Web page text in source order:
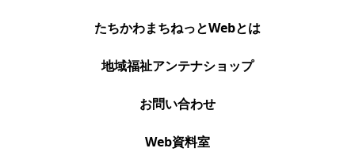
たちかわまちねっとWebとは
地域福祉アンテナショップ
お問い合わせ
Web資料室